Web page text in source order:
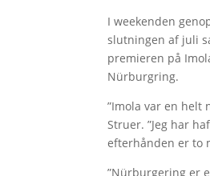
I weekenden
slutningen af juli
premieren på
Nürburgring.
”Imola var en helt
Struer. ”Jeg har
efterhånden er to
”Nürburgering er